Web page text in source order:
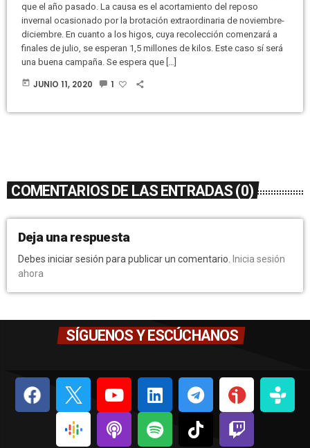
que el año pasado. La causa es el acortamiento del reposo
invernal ocasionado por la brotación extraordinaria de noviembre-
diciembre. En cuanto a los higos, cuya recolección comenzará a
finales de julio, se esperan 1,5 millones de kilos. Este caso sí será
una buena campaña. Se espera que […]
today JUNIO 11, 2020 1
COMENTARIOS DE LAS ENTRADAS (0)
Deja una respuesta
Debes iniciar sesión para publicar un comentario.
Inicia sesión
ahora
SÍGUENOS Y ESCÚCHANOS